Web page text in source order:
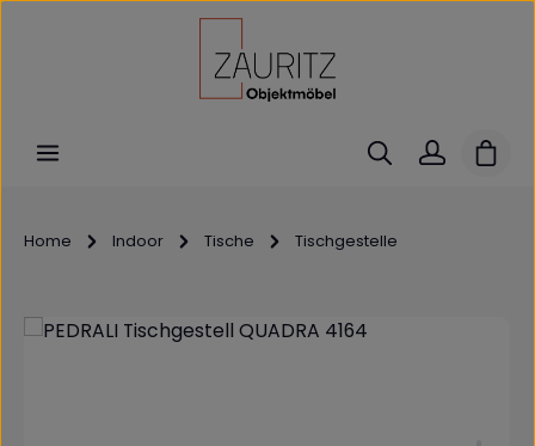
Zum Hauptinhalt springen
Home Indoor Tische Tischgestelle
Bildergalerie überspringen